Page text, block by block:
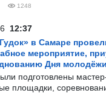
1248
12:37
в Самаре
мероприятие,
Дня
подготовлены
площадки,